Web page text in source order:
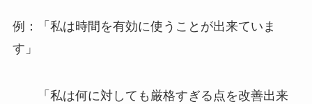
例：「私は時間を有効に使うことが出来ていま
す」
「私は何に対しても厳格すぎる点を改善出来